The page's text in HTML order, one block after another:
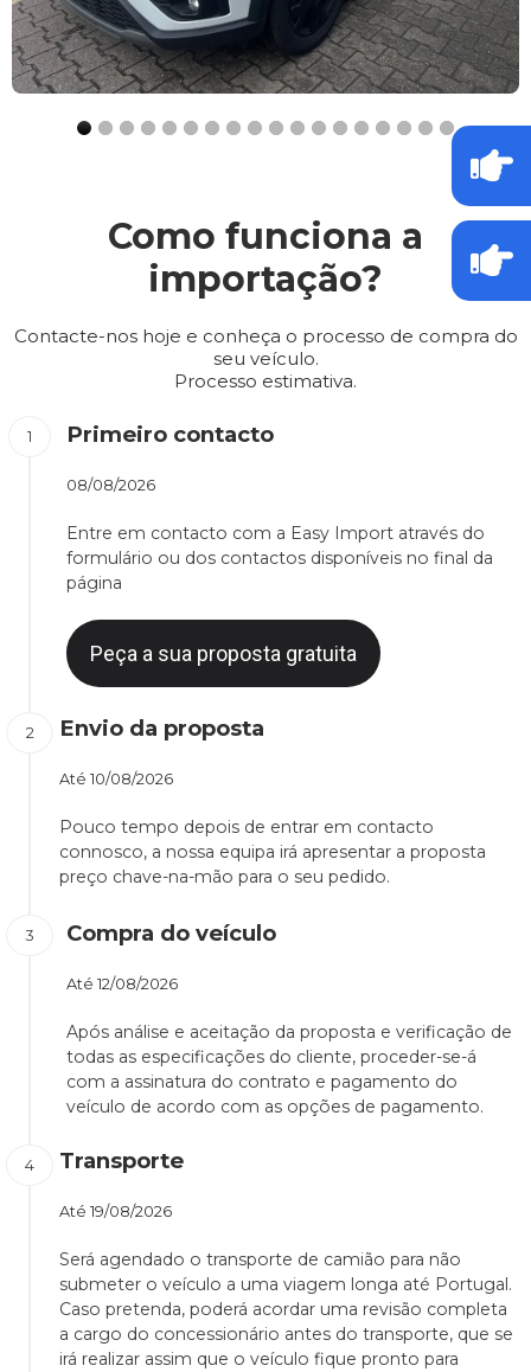
Como funciona a
importação?
Contacte-nos hoje e conheça o processo de compra do
seu veículo.
Processo estimativa.
Primeiro contacto
08/08/2026
Entre em contacto com a Easy Import através do
formulário ou dos contactos disponíveis no final da
página
Peça a sua proposta gratuita
Envio da proposta
Até 10/08/2026
Pouco tempo depois de entrar em contacto
connosco, a nossa equipa irá apresentar a proposta
preço chave-na-mão para o seu pedido.
Compra do veículo
Até 12/08/2026
Após análise e aceitação da proposta e verificação de
todas as especificações do cliente, proceder-se-á
com a assinatura do contrato e pagamento do
veículo de acordo com as opções de pagamento.
Transporte
Até 19/08/2026
Será agendado o transporte de camião para não
submeter o veículo a uma viagem longa até Portugal.
Caso pretenda, poderá acordar uma revisão completa
a cargo do concessionário antes do transporte, que se
irá realizar assim que o veículo fique pronto para